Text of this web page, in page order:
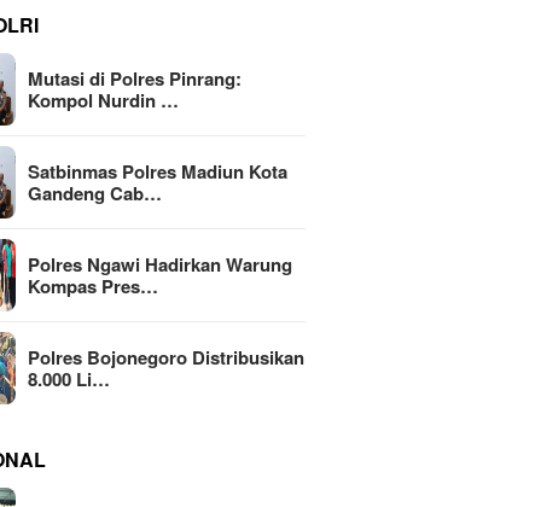
Mutasi di Polres Pinrang:
Kompol Nurdin …
Satbinmas Polres Madiun Kota
Gandeng Cab…
Polres Ngawi Hadirkan Warung
Kompas Pres…
Polres Bojonegoro Distribusikan
8.000 Li…